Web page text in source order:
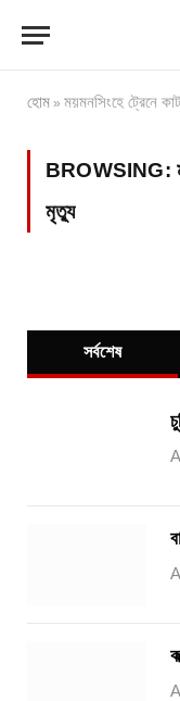
হোম » ময়মনসিংহে ট্রেনে
BROWSING:
মৃত্যু
সর্বশেষ